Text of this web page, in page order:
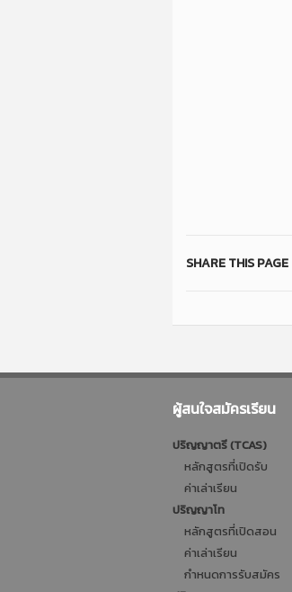
SHARE THIS PAGE
ผู้สนใจสมัครเรียน
ปริญญาตรี (TCAS)
หลักสูตรที่เปิดรับ
ค่าเล่าเรียน
ปริญญาโท
หลักสูตรที่เปิดสอน
ค่าเล่าเรียน
กำหนดการรับสมัคร